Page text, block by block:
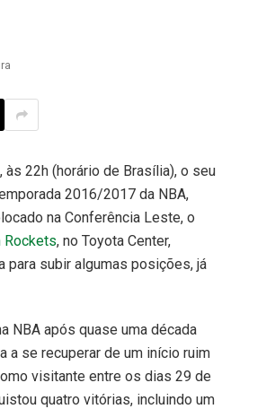
22h (horário de Brasília), o seu
2016/2017 da NBA,
na Conferência Leste, o
Rockets, no Toyota Center,
para subir algumas posições, já
NBA após quase uma década
a se recuperar de um início ruim
visitante entre os dias 29 de
quatro vitórias, incluindo um